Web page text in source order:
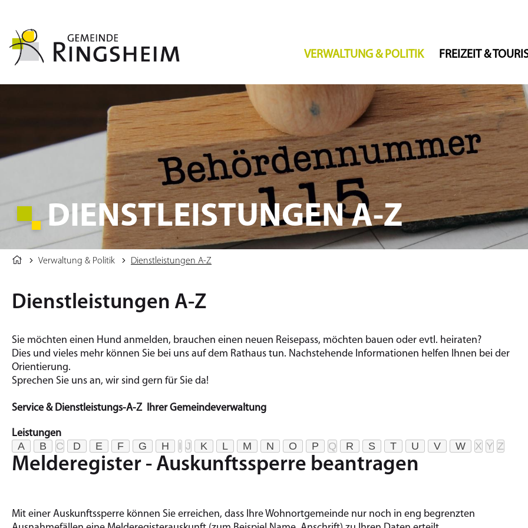
VERWALTUNG & POLITIK FREIZEIT &
DIENSTLEISTUNGEN A-Z
Verwaltung & Politik Dienstleistungen A-Z
Dienstleistungen A-Z
Sie möchten einen Hund an­mel­den, brau­chen einen neuen Rei­se­pass, möchten bauen oder evtl. hei­ra­ten?
Dies und vieles mehr kön­nen Sie bei uns auf dem Rat­haus tun. Nach­ste­hen­de In­for­ma­tio­nen hel­fen Ihnen bei der
Ori­en­tie­rung.
Spre­chen Sie uns an, wir sind gern für Sie da!
Service & Dienstleistungs-A-Z Ihrer Gemeindeverwaltung
Leistungen
A B C D E F G H I J K L M N O P Q R S T U V W X Y Z
Melderegister - Auskunftssperre beantragen
Mit einer Auskunftssperre können Sie erreichen, dass Ihre Wohnortgemeinde nur noch in eng begrenzten